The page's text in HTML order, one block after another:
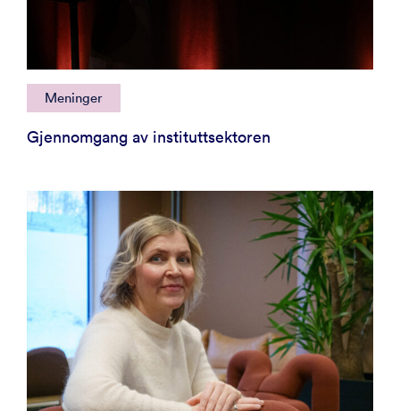
Meninger
Gjennomgang av instituttsektoren